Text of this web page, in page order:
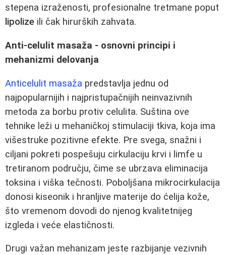
stepena izraženosti, profesionalne tretmane poput
lipolize ili čak hirurških zahvata.
Anti-celulit masaža - osnovni principi i
mehanizmi delovanja
Anticelulit masaža predstavlja jednu od
najpopularnijih i najpristupačnijih neinvazivnih
metoda za borbu protiv celulita. Suština ove
tehnike leži u mehaničkoj stimulaciji tkiva, koja ima
višestruke pozitivne efekte. Pre svega, snažni i
ciljani pokreti pospešuju cirkulaciju krvi i limfe u
tretiranom području, čime se ubrzava eliminacija
toksina i viška tečnosti. Poboljšana mikrocirkulacija
donosi kiseonik i hranljive materije do ćelija kože,
što vremenom dovodi do njenog kvalitetnijeg
izgleda i veće elastičnosti.
Drugi važan mehanizam jeste razbijanje vezivnih